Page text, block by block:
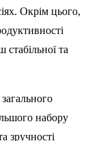
Окрім цього,
стабільної та
набору
зручності